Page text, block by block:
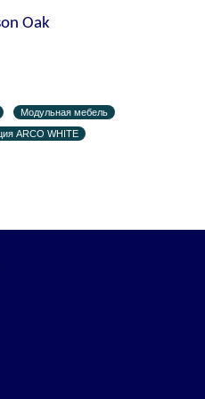
Oak
Модульная мебель
ARCO WHITE